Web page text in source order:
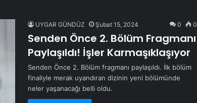
UYGAR GÜNDÜZ Şubat 15, 2024 0 0
Senden Önce 2. Bölüm Fragmanı
Paylaşıldı! İşler Karmaşıklaşıyor
Senden Önce 2. Bölüm fragmanı paylaşıldı. İlk bölüm
finaliyle merak uyandıran dizinin yeni bölümünde
neler yaşanacağı belli oldu.